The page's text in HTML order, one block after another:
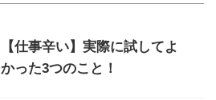
【仕事辛い】実際に試してよ
かった3つのこと！